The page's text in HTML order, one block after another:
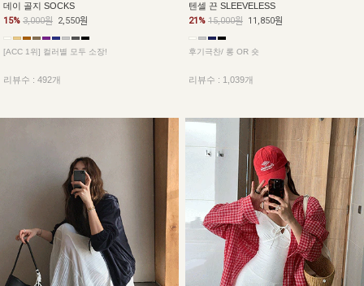
데이 골지 SOCKS
15% 3,000원 2,550원
[ACC 1위] 컬러별 모두 소장!
리뷰수 : 492개
텐셀 끈 SLEEVELESS
21% 15,000원 11,850원
후기극찬/ 롱 OR 숏
리뷰수 : 1,039개